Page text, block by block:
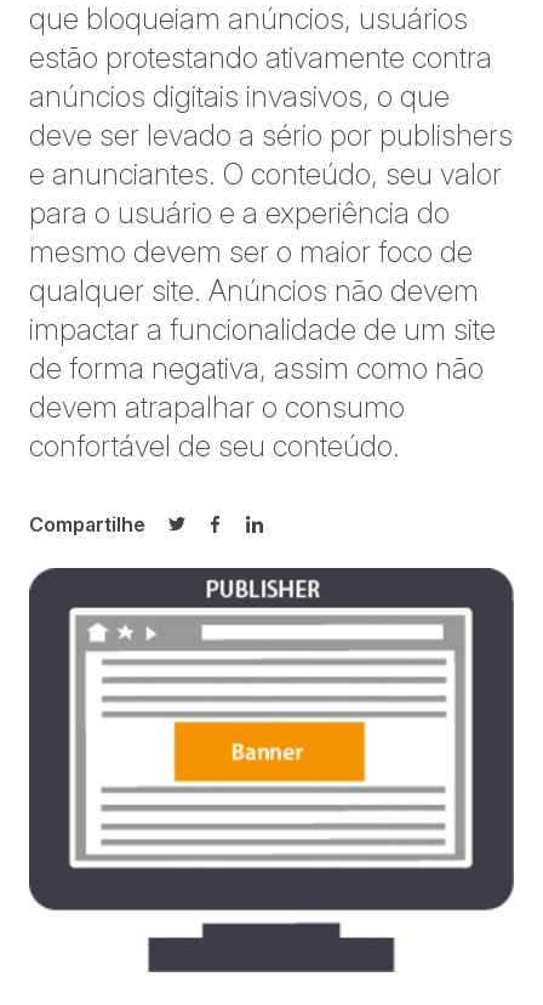
que bloqueiam anúncios, usuários
estão protestando ativamente contra
anúncios digitais invasivos, o que
deve ser levado a sério por publishers
e anunciantes. O conteúdo, seu valor
para o usuário e a experiência do
mesmo devem ser o maior foco de
qualquer site. Anúncios não devem
impactar a funcionalidade de um site
de forma negativa, assim como não
devem atrapalhar o consumo
confortável de seu conteúdo.
Compartilhe
Compartilhar no Twitter
Compartilhar no Facebook
Compartilhar no LinkedIn